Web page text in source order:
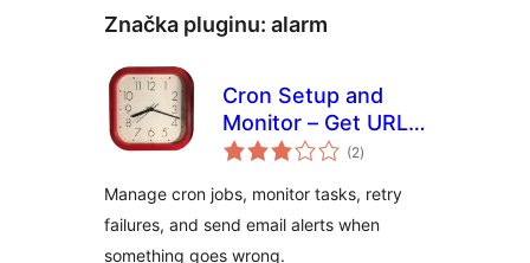
Značka pluginu: alarm
Cron Setup and
Monitor – Get URL
Cron
(2celkové
hodnotenie
)
Manage cron jobs, monitor tasks, retry
failures, and send email alerts when
something goes wrong.